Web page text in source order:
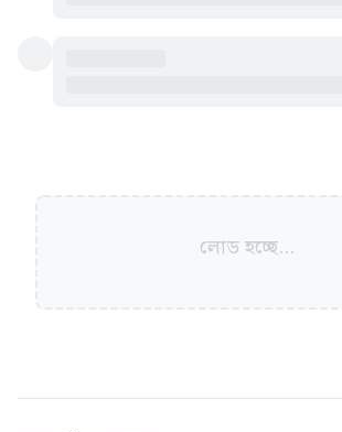
লোড হচ্ছে...